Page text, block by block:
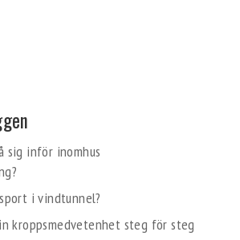
sig inför inomhus
i vindtunnel?
kroppsmedvetenhet steg för steg